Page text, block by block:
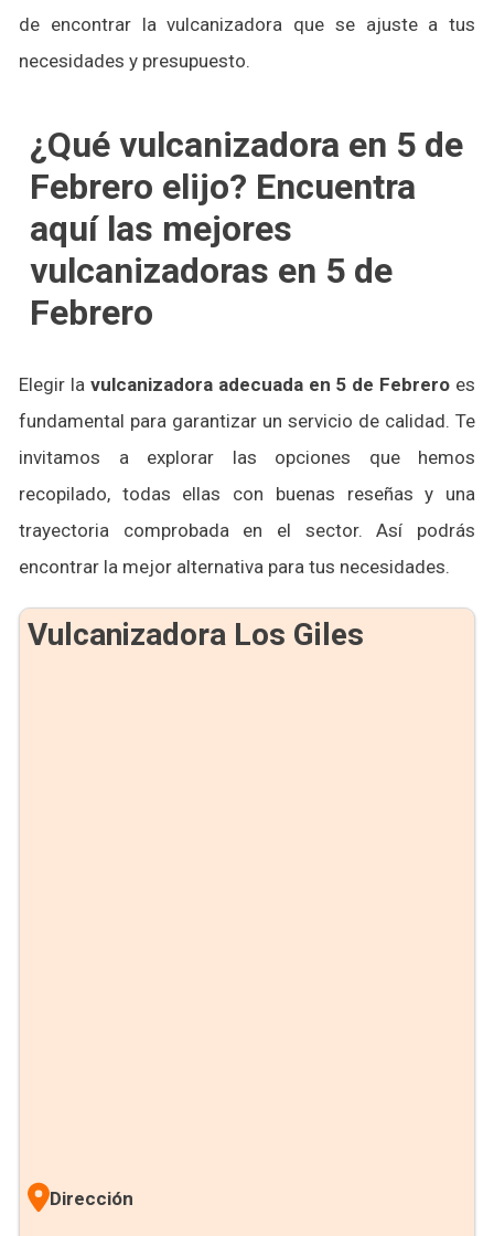
de encontrar la vulcanizadora que se ajuste a tus
necesidades y presupuesto.
¿Qué vulcanizadora en 5 de
Febrero elijo? Encuentra
aquí las mejores
vulcanizadoras en 5 de
Febrero
Elegir la vulcanizadora adecuada en 5 de Febrero es
fundamental para garantizar un servicio de calidad. Te
invitamos a explorar las opciones que hemos
recopilado, todas ellas con buenas reseñas y una
trayectoria comprobada en el sector. Así podrás
encontrar la mejor alternativa para tus necesidades.
Vulcanizadora Los Giles
Dirección